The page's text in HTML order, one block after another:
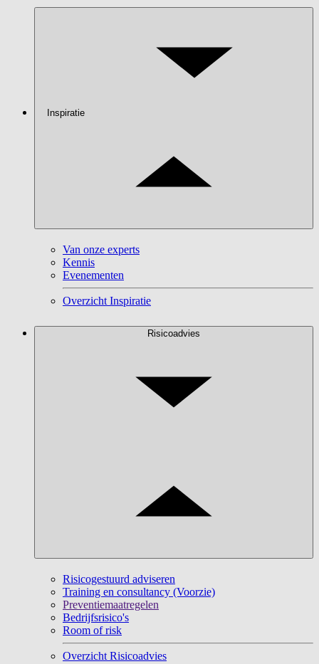
Inspiratie
Van onze experts
Kennis
Evenementen
Overzicht Inspiratie
Risicoadvies
Risicogestuurd adviseren
Training en consultancy (Voorzie)
Preventiemaatregelen
Bedrijfsrisico's
Room of risk
Overzicht Risicoadvies